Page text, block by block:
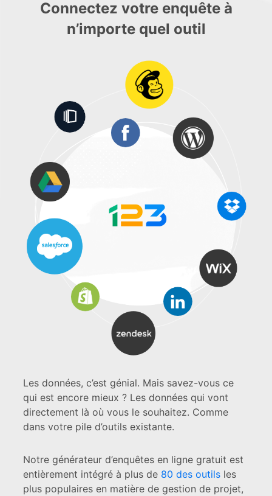
Connectez votre enquête à
n’importe quel outil
Les données, c’est génial. Mais savez-vous ce
qui est encore mieux ? Les données qui vont
directement là où vous le souhaitez. Comme
dans votre pile d’outils existante.
Notre générateur d’enquêtes en ligne gratuit est
entièrement intégré à plus de 80 des outils les
plus populaires en matière de gestion de projet,